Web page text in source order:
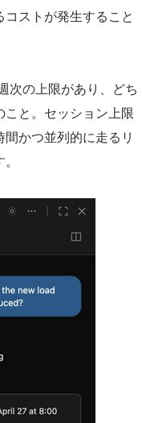
ストが発生すること
次の上限があり、どち
こと。セッション上限
かつ並列的に走るリ